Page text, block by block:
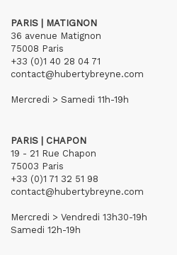
PARIS | MATIGNON
36 avenue Matignon
75008 Paris
+33 (0)1 40 28 04 71
contact@hubertybreyne.com
Mercredi > Samedi 11h-19h
PARIS | CHAPON
19 - 21 Rue Chapon
75003 Paris
+33 (0)1 71 32 51 98
contact@hubertybreyne.com
Mercredi > Vendredi 13h30-19h
Samedi 12h-19h